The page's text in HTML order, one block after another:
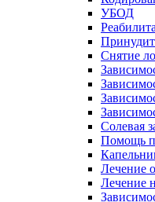
УБОД
Снятие
Солевая
Помощь
Лечение
Лечение